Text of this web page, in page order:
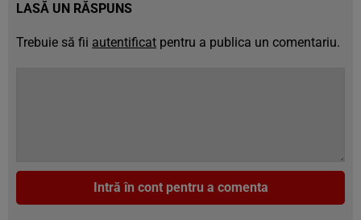
LASĂ UN RĂSPUNS
Trebuie să fii autentificat pentru a publica un comentariu.
Intră în cont pentru a comenta